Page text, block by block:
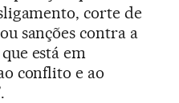
corte de
sanções contra a
está em
conflito e ao